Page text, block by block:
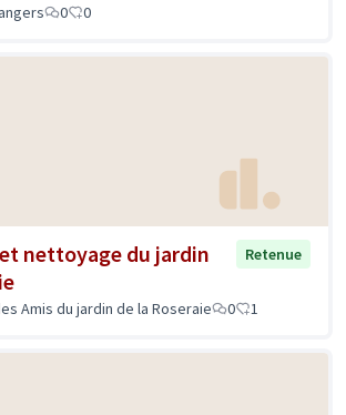
0 0
nettoyage du jardin
Retenue
Amis du jardin de la Roseraie 0 1